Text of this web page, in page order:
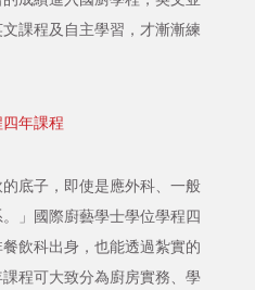
課程及自主學習，才漸漸練
年課程
的底子，即使是應外科、一般
」國際廚藝學士學位學程四
飲科出身，也能透過紮實的
程可大致分為廚房實務、學